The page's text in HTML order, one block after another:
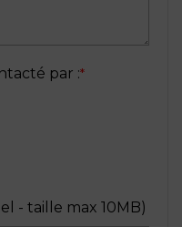
par :
- taille max 10MB)